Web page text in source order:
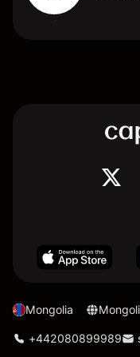
Mongolia
+442080899989